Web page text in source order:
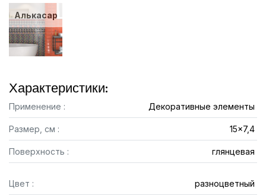
Алькасар
Характеристики:
Применение : Декоративные элементы
Размер, см : 15x7,4
Поверхность : глянцевая
Цвет : разноцветный